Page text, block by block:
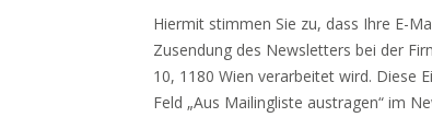
Hiermit stimmen Sie zu, dass Ihre E-
Zusendung des Newsletters bei der
10, 1180 Wien verarbeitet wird. Diese
Feld „Aus Mailingliste austragen“ im